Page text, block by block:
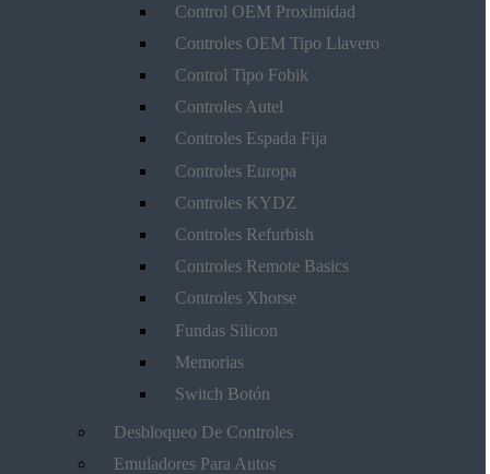
Control OEM Proximidad
Controles OEM Tipo Llavero
Control Tipo Fobik
Controles Autel
Controles Espada Fija
Controles Europa
Controles KYDZ
Controles Refurbish
Controles Remote Basics
Controles Xhorse
Fundas Silicon
Memorias
Switch Botón
Desbloqueo De Controles
Emuladores Para Autos